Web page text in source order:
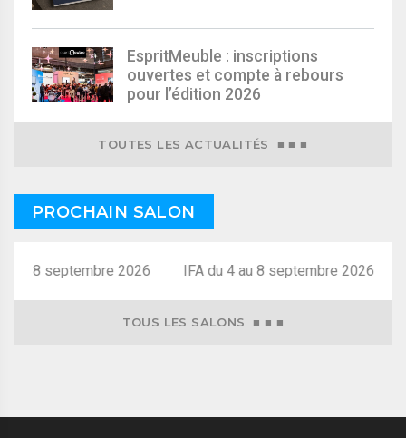
EspritMeuble : inscriptions
ouvertes et compte à rebours
pour l’édition 2026
TOUTES LES ACTUALITÉS ■ ■ ■
PROCHAIN SALON
au 8 septembre 2026
TOUS LES SALONS ■ ■ ■